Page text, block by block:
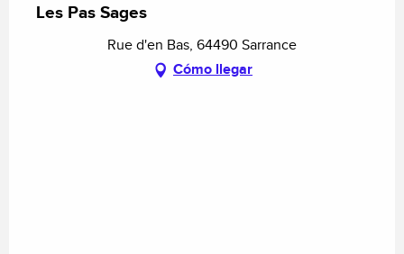
Les Pas Sages
Rue d'en Bas, 64490 Sarrance
Cómo llegar